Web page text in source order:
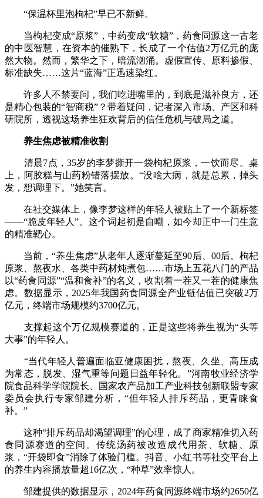
“保温杯里泡枸杞”早已不新鲜。
当枸杞变成“原浆”，中药变成“软糖”，药食同源这一古老
的中医智慧，在资本的催熟下，长成了一个估值2万亿元的庞
然大物。然而，繁华之下，暗流汹涌。虚假宣传、原料掺假、
标准缺失……这片“蓝海”正迅速染红。
许多人不禁要问，我们吃进嘴里的，到底是滋补良方，还
是精心包装的“智商税”？带着疑问，记者深入市场、产区和科
研院所，透视这场养生狂欢背后的信任危机与破局之道。
养生焦虑被精准收割
清晨7点，35岁的李梦撕开一袋枸杞原浆，一饮而尽。桌
上，阿胶糕与山药粉错落摆放。“没啥大病，就是总累，掉头
发，想调理下。”她笑言。
在社交媒体上，像李梦这样的年轻人被贴上了一个新标签
——“脆皮年轻人”。这个词起初是自嘲，如今却正中一门生意
的精准靶心。
当前，“养生焦虑”从老年人逐渐蔓延至90后、00后。枸杞
原浆、熬夜水、各类中药材炖煮包……市场上五花八门的产品
以“药食同源”“温和食补”的名义，收割着一茬又一茬的健康焦
虑。数据显示，2025年我国药食同源全产业链估值已突破2万
亿元，终端市场规模约3700亿元。
支撑起这个万亿规模赛道的，正是这些将养生视为“头等
大事”的年轻人。
“当代年轻人普遍面临亚健康困扰，熬夜、久坐、高压成
为常态，脱发、湿气重等问题日益年轻化。”河南牧业经济学
院食品科学学院院长、国家农产品加工产业科技创新联盟专家
委员会执行专家邹建分析，“但年轻人排斥药品，更青睐食
补。”
这种“排斥药品却渴望调理”的心理，成了商家精准切入药
食同源赛道的空间。传统汤药被改造成代用茶、软糖、原
浆，“开袋即食”消除了体验门槛。抖音、小红书等社交平台上
的养生内容播放量超16亿次，“种草”效率惊人。
邹建提供的数据显示，2024年药食同源终端市场约2650亿